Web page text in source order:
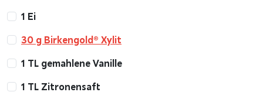
1 Ei
30 g Birkengold® Xylit
1 TL gemahlene Vanille
1 TL Zitronensaft